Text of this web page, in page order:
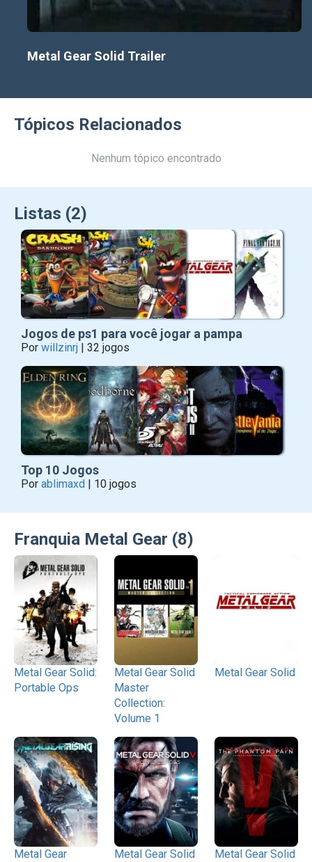
Metal Gear Solid Trailer
Tópicos Relacionados
Nenhum tópico encontrado
Listas (2)
Jogos de ps1 para você jogar a pampa
Por willzinrj | 32 jogos
Top 10 Jogos
Por ablimaxd | 10 jogos
Franquia Metal Gear (8)
Metal Gear Solid:
Portable Ops
Metal Gear Solid
Master
Collection:
Volume 1
Metal Gear Solid
Metal Gear
Metal Gear Solid
Metal Gear Solid